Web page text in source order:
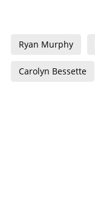
Ryan Murphy
Carolyn Bessette